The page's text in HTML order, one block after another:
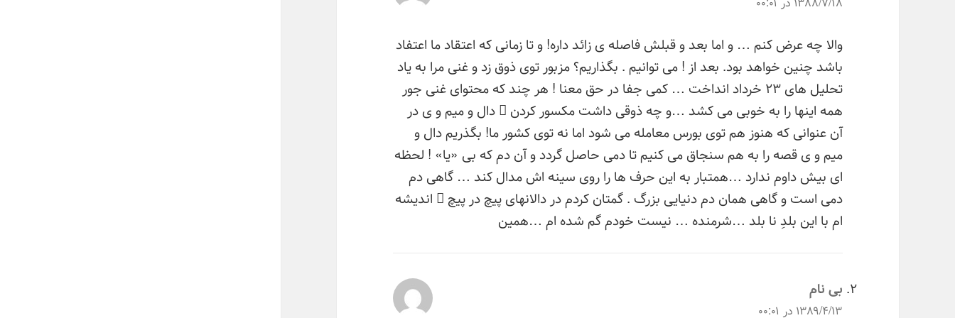
والا چه عرض کنم … و اما بعد و قبلش فاصله ی زائد داره! و تا زمانی که اعتقاد ما اعتفاد
باشد چنین خواهد بود. بعد از ! می توانیم . بگذاریم؟ مزبور توی ذوق زد و غنی مرا به یاد
تحلیل های ۲۳ خرداد انداخت … کمی جفا در حق معنا ! هر چند که محتوای غنی جور
همه اینها را به خوبی می کشد …و چه ذوقی داشت مکسور کردن ِ دال و میم و ی در
آن عنوانی که هنوز هم توی بورس معامله می شود اما نه توی کشور ما! بگذریم دال و
میم و ی قصه را به هم سنجاق می کنیم تا دمی حاصل گردد و آن دم که بی «یا» ! لحظه
ای بیش داوم ندارد …همتبار به این حرف ها را روی سینه اش مدال کند … گاهی دم
دمی است و گاهی همان دم دنیایی بزرگ . گمتان کردم در دالانهای پیچ در پیچ ِ اندیشه
ام با این بلدِ نا بلد …شرمنده … نیست خودم گم شده ام …همین
بی نام
۱۳۸۹/۴/۱۳ در ۰۰:۰۱